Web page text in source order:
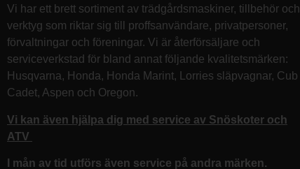
Vi har ett brett sortiment av trädgårdsmaskiner, tillbehör och
verktyg som riktar sig till proffsanvändare, privatpersoner,
förvaltningar och föreningar. Vi är återförsäljare och
serviceverkstad för bland annat följande kvalitetsmärken:
Husqvarna, Honda, Honda Marint, Lorries släpvagnar, Cub
Cadet, Aspen och Oregon.
Vi kan även hjälpa dig med service av Snöskoter och
ATV
I mån av tid utförs även service på andra märken.